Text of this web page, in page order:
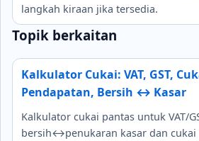
langkah kiraan jika tersedia.
Topik berkaitan
Kalkulator Cukai: VAT, GST,
Pendapatan, Bersih ↔ Kasar
Kalkulator cukai pantas untuk VAT/
bersih↔penukaran kasar dan cukai